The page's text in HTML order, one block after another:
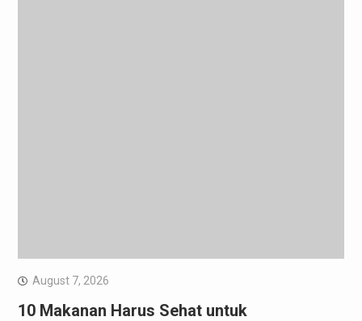
August 7, 2026
10 Makanan Harus Sehat untuk